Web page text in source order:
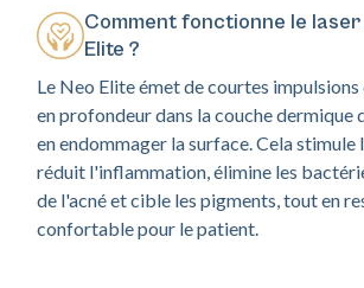
Comment fonctionne le laser
Elite ?
Le Neo Elite émet de courtes
en profondeur dans la couche dermique
en endommager la surface. Cela stimule
réduit l'inflammation, élimine les
de l'acné et cible les pigments, tout en
confortable pour le patient.